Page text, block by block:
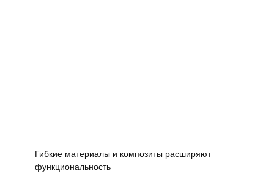
Гибкие материалы и композиты расширяют
функциональность